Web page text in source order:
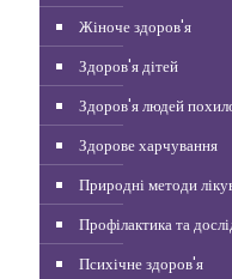
Жіноче здоров'я
Здоров'я дітей
Здоров'я людей
Здорове харчування
Природні методи
Профілактика та
Психічне здоров'я